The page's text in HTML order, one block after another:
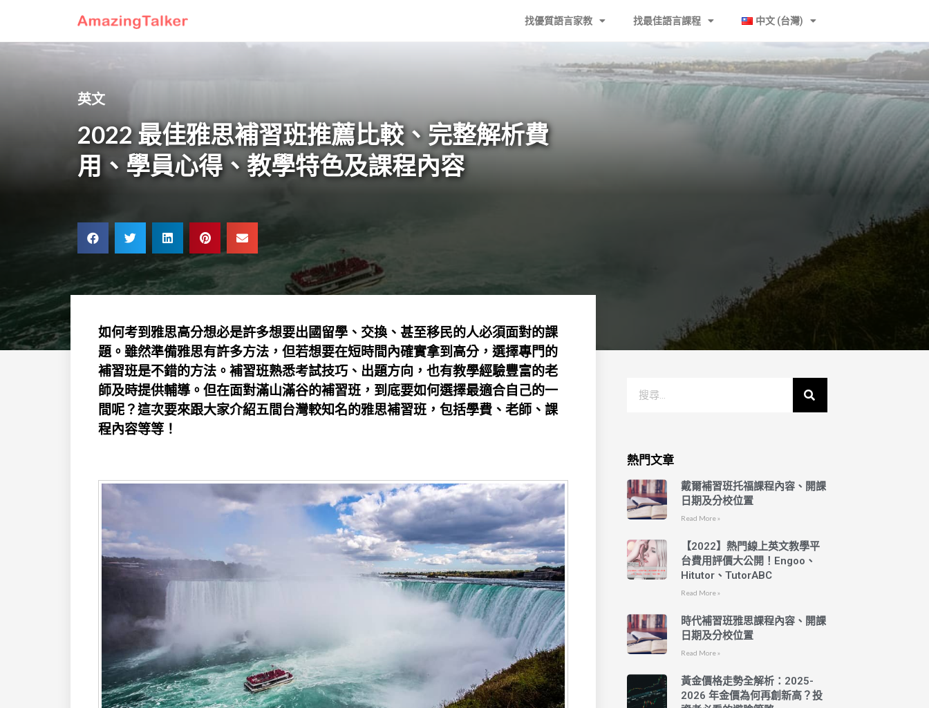
找優質語言家教 找最佳語言課程 中文 (台灣)
英文
2022 最佳雅思補習班推薦比較、完整解析費
用、學員心得、教學特色及課程內容
如何考到雅思高分想必是許多想要出國留學、交換、甚至移民的人必須面對的課
題。雖然準備雅思有許多方法，但若想要在短時間內確實拿到高分，選擇專門的
補習班是不錯的方法。補習班熟悉考試技巧、出題方向，也有教學經驗豐富的老
師及時提供輔導。但在面對滿山滿谷的補習班，到底要如何選擇最適合自己的一
間呢？這次要來跟大家介紹五間台灣較知名的雅思補習班，包括學費、老師、課
程內容等等！
熱門文章
戴爾補習班托福課程內容、開課
日期及分校位置
Read More »
【2022】熱門線上英文教學平
台費用評價大公開！Engoo、
Hitutor、TutorABC
Read More »
時代補習班雅思課程內容、開課
日期及分校位置
Read More »
黃金價格走勢全解析：2025-
2026 年金價為何再創新高？投